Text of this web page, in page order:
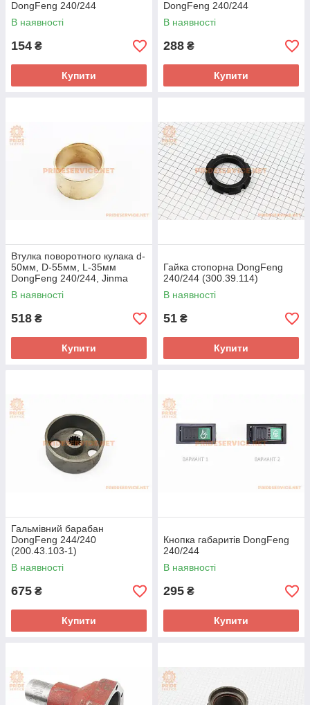
DongFeng 240/244
(200.38.112)
В наявності
154 ₴
Купити
DongFeng 240/244
(304.31.202-1)
В наявності
288 ₴
Купити
Втулка поворотного кулака d-
50мм, D-55мм, L-35мм
DongFeng 240/244, Jinma
240/244, Foton 240/244
(304.31.217-1)
В наявності
518 ₴
Купити
Гайка стопорна DongFeng
240/244 (300.39.114)
В наявності
51 ₴
Купити
Гальмівний барабан
DongFeng 244/240
(200.43.103-1)
В наявності
675 ₴
Купити
Кнопка габаритів DongFeng
240/244
В наявності
295 ₴
Купити